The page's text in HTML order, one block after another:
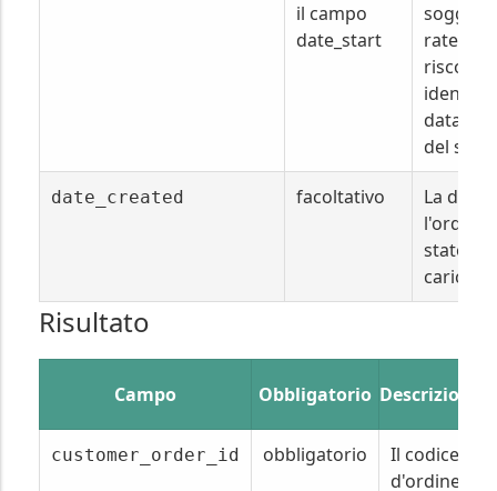
il campo
date_start
soggetti
ratei e
risconti,
data di
del
date_created facoltativo
La data
l'ordine
stato
caricato.
Risultato
Campo Obbligatorio Descrizione
customer_order_id obbligatorio
Il codice
d'ordine